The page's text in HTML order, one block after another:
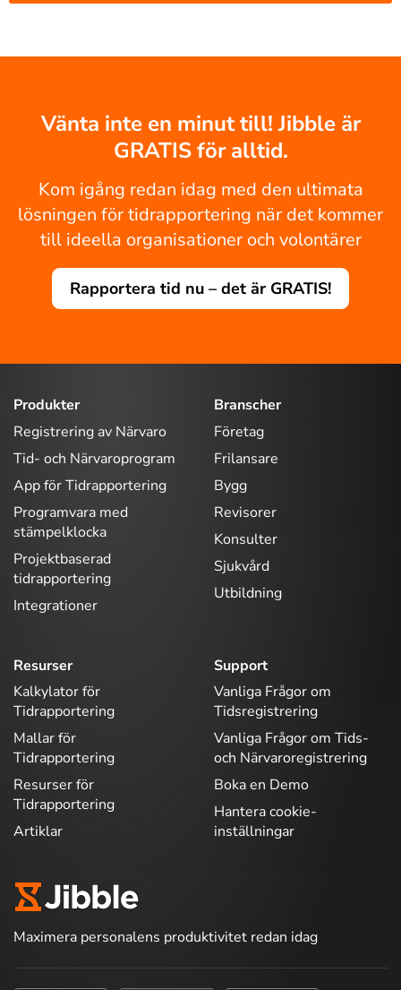
Vänta inte en minut till! Jibble är
GRATIS för alltid.
Kom igång redan idag med den ultimata
lösningen för tidrapportering när det kommer
till ideella organisationer och volontärer
Rapportera tid nu – det är GRATIS!
Produkter
Registrering av Närvaro
Tid- och Närvaroprogram
App för Tidrapportering
Programvara med
stämpelklocka
Projektbaserad
tidrapportering
Integrationer
Branscher
Företag
Frilansare
Bygg
Revisorer
Konsulter
Sjukvård
Utbildning
Resurser
Kalkylator för
Tidrapportering
Mallar för
Tidrapportering
Resurser för
Tidrapportering
Artiklar
Support
Vanliga Frågor om
Tidsregistrering
Vanliga Frågor om Tids-
och Närvaroregistrering
Boka en Demo
Hantera cookie-
inställningar
Maximera personalens produktivitet redan idag